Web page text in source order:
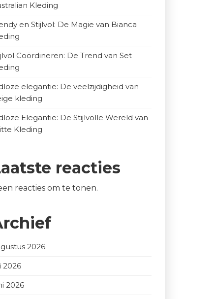
Kleding
en Stijlvol: De Magie van Bianca
Coördineren: De Trend van Set
elegantie: De veelzijdigheid van
kleding
Elegantie: De Stijlvolle Wereld van
Kleding
reacties
reacties om te tonen.
2026
2026
2026